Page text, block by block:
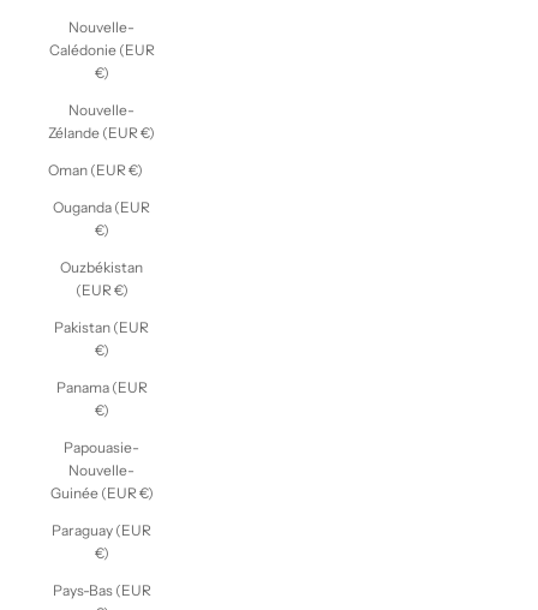
Nouvelle-
Calédonie (EUR
€)
Nouvelle-
Zélande (EUR €)
Oman (EUR €)
Ouganda (EUR
€)
Ouzbékistan
(EUR €)
Pakistan (EUR
€)
Panama (EUR
€)
Papouasie-
Nouvelle-
Guinée (EUR €)
Paraguay (EUR
€)
Pays-Bas (EUR